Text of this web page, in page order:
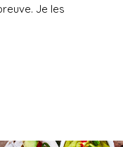
Je les